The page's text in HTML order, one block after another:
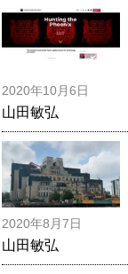
2020年10月6日
山田敏弘
2020年8月7日
山田敏弘